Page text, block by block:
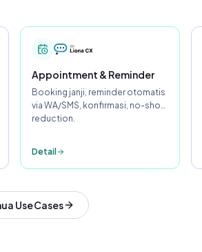
Appointment & Reminder
Booking janji, reminder otomatis
via WA/SMS, konfirmasi, no-show
reduction.
Detail
Use Cases